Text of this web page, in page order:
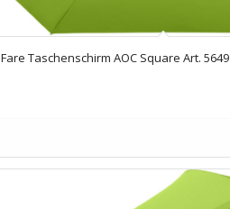
Fare Taschenschirm AOC Square Art. 5649